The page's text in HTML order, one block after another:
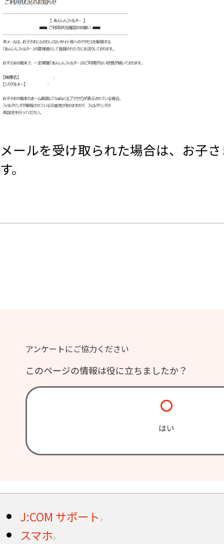
メールを受け取られた場合は、お子
す。
アンケートにご協力ください
このページの情報は役に立ちましたか？
はい
J:COM サポート
スマホ